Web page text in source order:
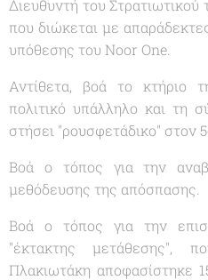
Διευθυντή του Στρατιωτικού
που διώκεται με
υπόθεσης του Noor One.
Αντίθετα, βοά το κτήριο
πολιτικό υπάλληλο και τη
στήσει "ρουσφετάδικο" στον
Βοά ο τόπος για την
μεθόδευσης της απόσπασης.
Βοά ο τόπος για την
"έκτακτης
Πλακιωτάκη αποφασίστηκε